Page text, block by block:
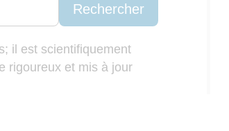
Rechercher
il est scientifiquement
rigoureux et mis à jour